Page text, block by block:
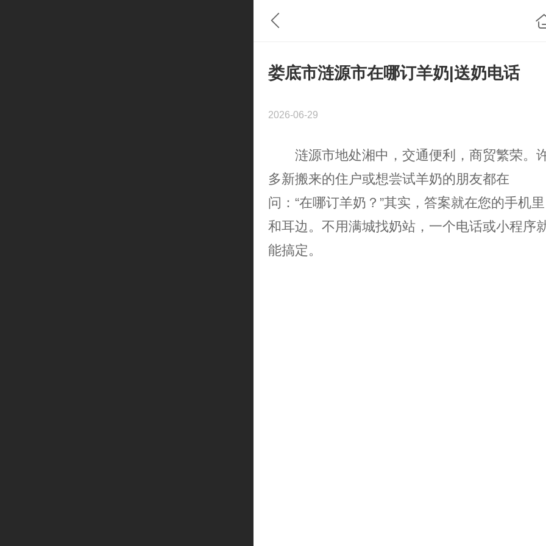
娄底市涟源市在哪订羊奶|送奶电话
2026-06-29
涟源市地处湘中，交通便利，商贸繁荣。
多新搬来的住户或想尝试羊奶的朋友都在
问：“在哪订羊奶？”其实，答案就在您的手机里
和耳边。不用满城找奶站，一个电话或小程序
能搞定。